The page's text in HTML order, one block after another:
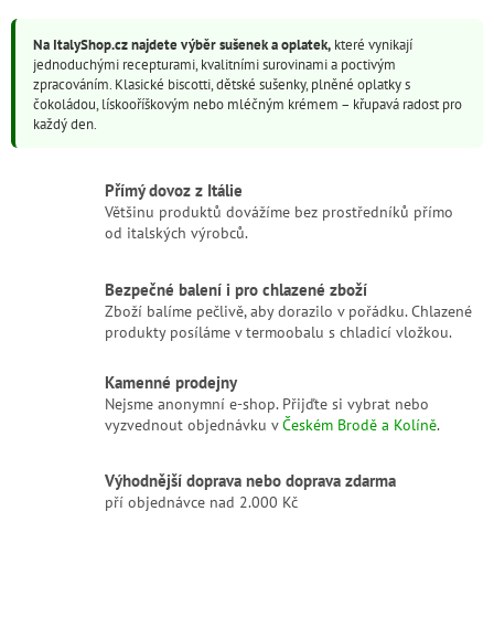
a
c
í
p
v
ý
s
u
á
n
í
Na ItalyShop.cz najdete výběr sušenek a oplatek,které vynikají
jednoduchými recepturami, kvalitními surovinami a poctivým
zpracováním. Klasické biscotti, dětské sušenky, plněné oplatky s
čokoládou, lískooříškovým nebo mléčným krémem – křupavá radost pro
každý den.
Přímý dovoz z Itálie
Většinu produktů dovážíme bez prostředníků přímo
od italských výrobců.
Bezpečné balení i pro chlazené zboží
Zboží balíme pečlivě, aby dorazilo v pořádku. Chlazené
produkty posíláme v termoobalu s chladicí vložkou.
Kamenné prodejny
Nejsme anonymní e-shop. Přijďte si vybrat nebo
vyzvednout objednávku vČeském Brodě a Kolíně.
Výhodnější doprava nebo doprava zdarma
pří objednávce nad 2.000 Kč